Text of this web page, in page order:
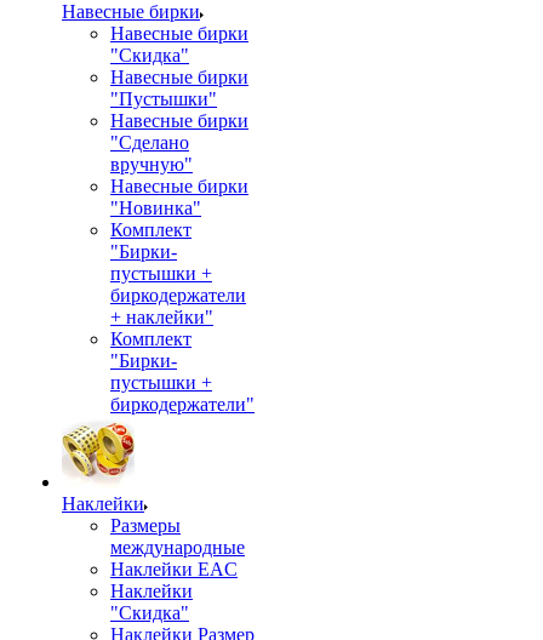
Навесные бирки
Навесные бирки
"Скидка"
Навесные бирки
"Пустышки"
Навесные бирки
"Сделано
вручную"
Навесные бирки
"Новинка"
Комплект
"Бирки-
пустышки +
биркодержатели
+ наклейки"
Комплект
"Бирки-
пустышки +
биркодержатели"
Наклейки
Размеры
международные
Наклейки EAC
Наклейки
"Скидка"
Наклейки Размер